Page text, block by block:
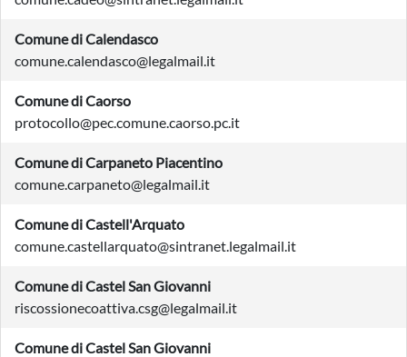
Comune di Calendasco
comune.calendasco@legalmail.it
Comune di Caorso
protocollo@pec.comune.caorso.pc.it
Comune di Carpaneto Piacentino
comune.carpaneto@legalmail.it
Comune di Castell'Arquato
comune.castellarquato@sintranet.legalmail.it
Comune di Castel San Giovanni
riscossionecoattiva.csg@legalmail.it
Comune di Castel San Giovanni